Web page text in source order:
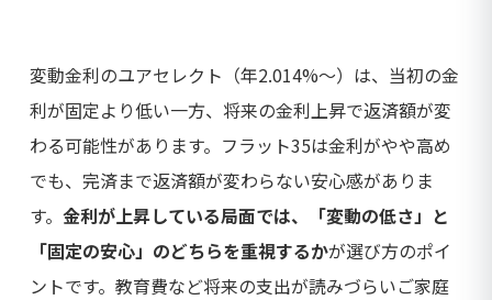
変動金利のユアセレクト（年2.014%〜）は、当初の金
利が固定より低い一方、将来の金利上昇で返済額が変
わる可能性があります。フラット35は金利がやや高め
でも、完済まで返済額が変わらない安心感がありま
す。 金利が上昇している局面では、「変動の低さ」と
「固定の安心」のどちらを重視するかが選び方のポイ
ントです。教育費など将来の支出が読みづらいご家庭